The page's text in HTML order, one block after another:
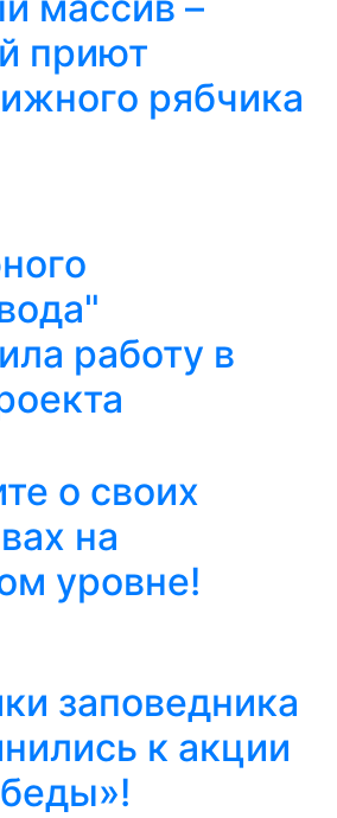
приют
рябчика
работу в
о своих
на
уровне!
заповедника
к акции